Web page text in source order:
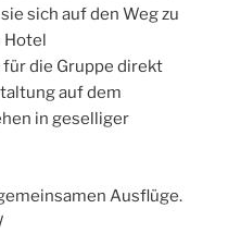
sich auf den Weg zu
Hotel
für die Gruppe direkt
auf dem
in geselliger
Ausflüge.